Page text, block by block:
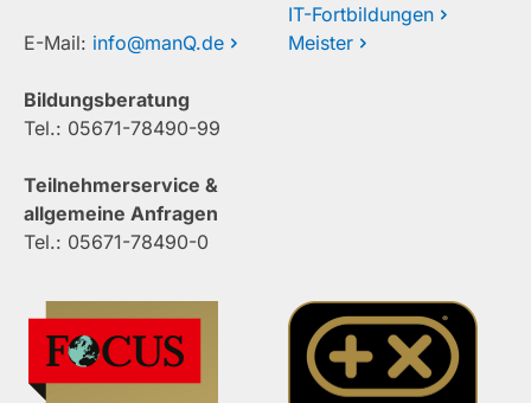
E-Mail: info@manQ.de
Bildungsberatung
Tel.: 05671-78490-99
Teilnehmerservice &
allgemeine Anfragen
Tel.: 05671-78490-0
IT-Fortbildungen
Meister